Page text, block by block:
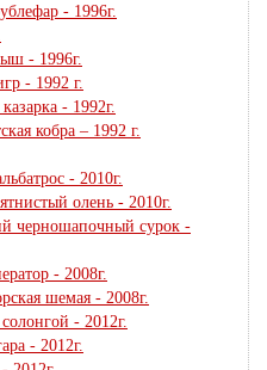
- 1996г.
- 1996г.
- 1992 г.
- 1992г.
кобра – 1992 г.
- 2010г.
олень - 2010г.
черношапочный сурок -
- 2008г.
шемая - 2008г.
- 2012г.
- 2012г.